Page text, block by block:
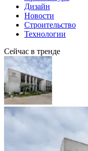
Дизайн
Новости
Строительство
Технологии
Сейчас в тренде